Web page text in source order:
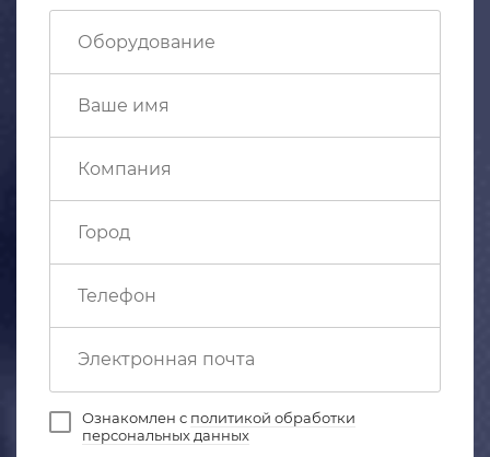
Ознакомлен с политикой обработки
персональных данных